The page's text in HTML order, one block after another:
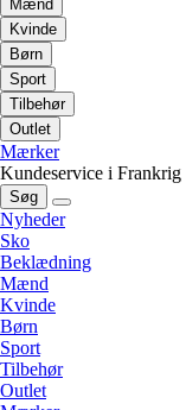
Mænd
Kvinde
Børn
Sport
Tilbehør
Outlet
Mærker
Kundeservice i Frankrig
Søg
Nyheder
Sko
Beklædning
Mænd
Kvinde
Børn
Sport
Tilbehør
Outlet